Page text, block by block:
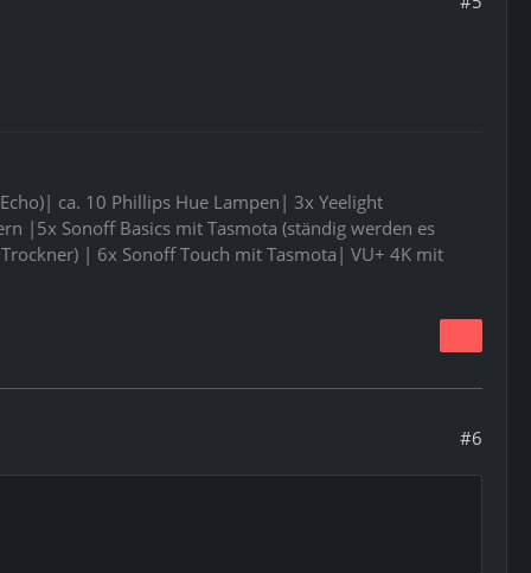
ca. 10 Phillips Hue Lampen| 3x Yeelight
|5x Sonoff Basics mit Tasmota (ständig werden es
| 6x Sonoff Touch mit Tasmota| VU+ 4K mit
#6